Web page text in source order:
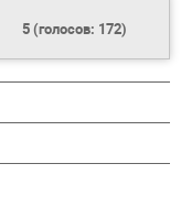
5(голосов: 172)